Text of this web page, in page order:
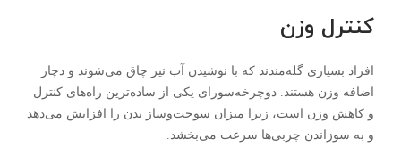
کنترل وزن
افراد بسیاری گله‌مندند که با نوشیدن آب نیز چاق می‌شوند و دچار
اضافه وزن هستند. دوچرخه‌سورای یکی از ساده‌ترین راه‌های کنترل
و کاهش وزن است، زیرا میزان سوخت‌وساز بدن را افزایش می‌دهد
و به سوزاندن چربی‌ها سرعت می‌بخشد.